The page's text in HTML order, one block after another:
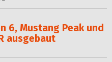
6, Mustang Peak und
ausgebaut